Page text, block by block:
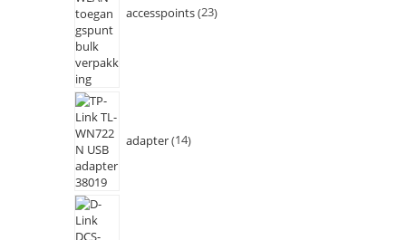
accesspoints 23
adapter 14